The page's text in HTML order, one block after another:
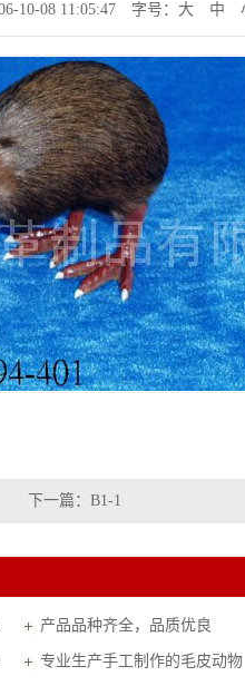
10-08 11:05:47 字号： 大 中
下一篇： B1-1
产品品种齐全，品质优良
专业生产手工制作的毛皮动物